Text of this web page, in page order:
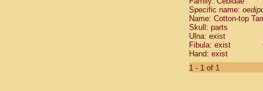
Cebidae
Cebidae
Cebidae
Cebidae
Cebidae
Cebidae
Cebidae
Specific name:
Name: Cotton-top
Skull: parts
Ulna: exist
Fibula: exist
Hand: exist
1 - 1 of 1